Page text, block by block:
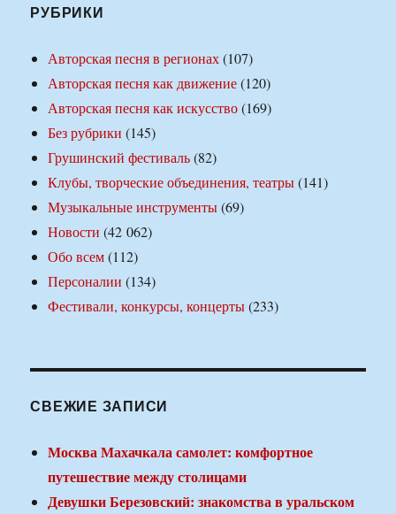
РУБРИКИ
Авторская песня в регионах(107)
Авторская песня как движение(120)
Авторская песня как искусство(169)
Без рубрики (145)
Грушинский фестиваль(82)
Клубы, творческие объединения, театры(141)
Музыкальные инструменты(69)
Новости (42 062)
Обо всем(112)
Персоналии (134)
Фестивали, конкурсы, концерты(233)
СВЕЖИЕ ЗАПИСИ
Москва Махачкала самолет: комфортное
путешествие между столицами
Девушки Березовский: знакомства в уральском